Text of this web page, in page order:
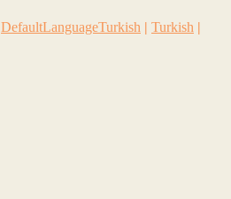
DefaultLanguageTurkish | Turkish |